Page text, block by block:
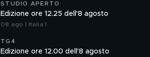
STUDIO APERTO
Edizione ore 12.25 dell'8 agosto
08 ago | Italia 1
TG4
Edizione ore 12.00 dell'8 agosto